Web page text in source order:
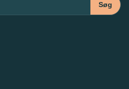
Søg